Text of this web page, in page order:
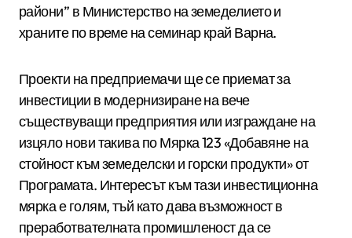
райони” в Министерство на земеделието и
храните по време на семинар край Варна.
Проекти на предприемачи ще се приемат за
инвестиции в модернизиране на вече
съществуващи предприятия или изграждане на
изцяло нови такива по Мярка 123 «Добавяне на
стойност към земеделски и горски продукти» от
Програмата. Интересът към тази инвестиционна
мярка е голям, тъй като дава възможност в
преработвателната промишленост да се